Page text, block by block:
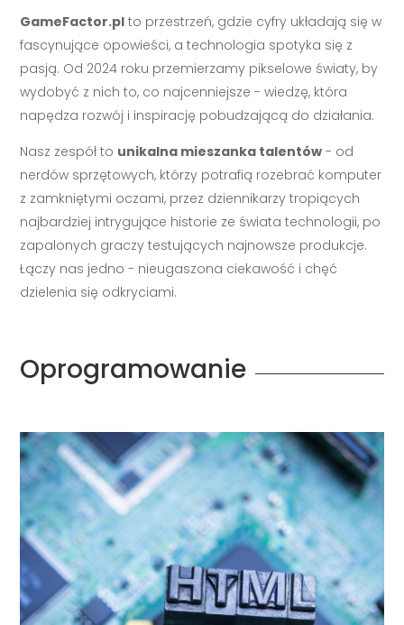
GameFactor.pl to przestrzeń, gdzie cyfry układają się w
fascynujące opowieści, a technologia spotyka się z
pasją. Od 2024 roku przemierzamy pikselowe światy, by
wydobyć z nich to, co najcenniejsze - wiedzę, która
napędza rozwój i inspirację pobudzającą do działania.
Nasz zespół to unikalna mieszanka talentów - od
nerdów sprzętowych, którzy potrafią rozebrać komputer
z zamkniętymi oczami, przez dziennikarzy tropiących
najbardziej intrygujące historie ze świata technologii, po
zapalonych graczy testujących najnowsze produkcje.
Łączy nas jedno - nieugaszona ciekawość i chęć
dzielenia się odkryciami.
Oprogramowanie